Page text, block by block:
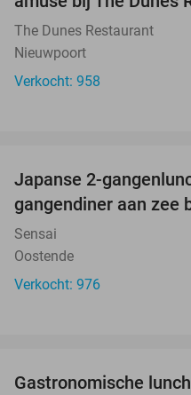
The Dunes Restaurant
Nieuwpoort
Verkocht: 958
Japanse 2-
gangendiner aan zee
Sensai
Oostende
Verkocht: 976
Gastronomische